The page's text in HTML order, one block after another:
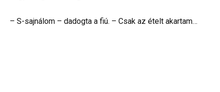
– S-sajnálom – dadogta a fiú. – Csak az ételt akartam…